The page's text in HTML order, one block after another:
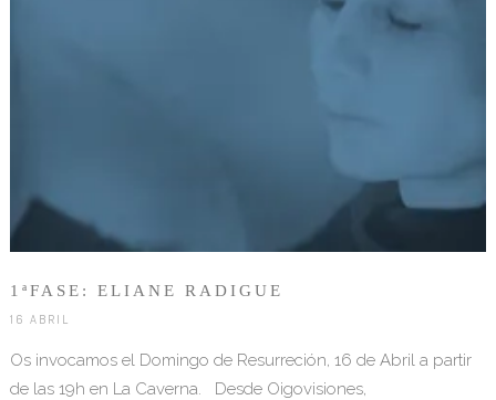
1ªFASE: ELIANE RADIGUE
16 ABRIL
Os invocamos el Domingo de Resurreción, 16 de Abril a partir
de las 19h en La Caverna. Desde Oigovisiones,